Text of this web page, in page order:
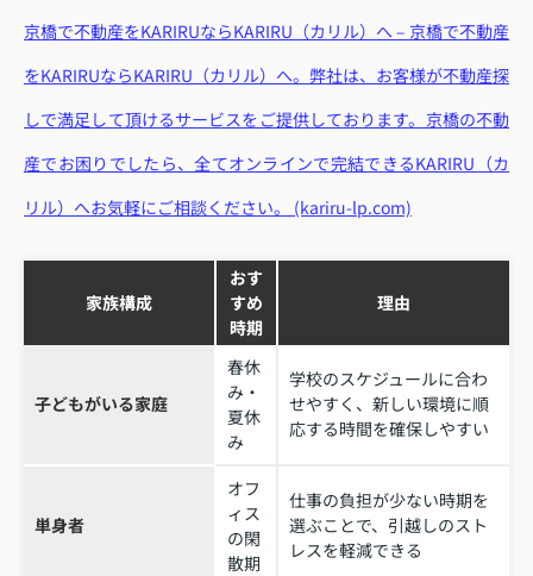
京橋で不動産をKARIRUならKARIRU（カリル）へ – 京橋で不動産
をKARIRUならKARIRU（カリル）へ。弊社は、お客様が不動産探
しで満足して頂けるサービスをご提供しております。京橋の不動
産でお困りでしたら、全てオンラインで完結できるKARIRU（カ
リル）へお気軽にご相談ください。 (kariru-lp.com)
家族構成
おす
すめ
時期
理由
子どもがいる家庭
春休
み・
夏休
み
学校のスケジュールに合わ
せやすく、新しい環境に順
応する時間を確保しやすい
単身者
オフ
ィス
の閑
散期
仕事の負担が少ない時期を
選ぶことで、引越しのスト
レスを軽減できる